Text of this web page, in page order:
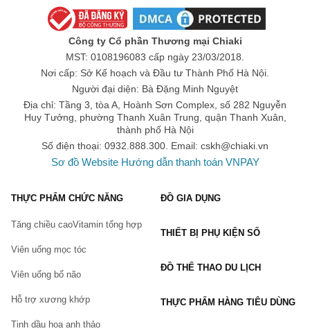
Công ty Cổ phần Thương mại Chiaki
MST: 0108196083 cấp ngày 23/03/2018.
Nơi cấp: Sở Kế hoạch và Đầu tư Thành Phố Hà Nội.
Người đại diện: Bà Đặng Minh Nguyệt
Địa chỉ: Tầng 3, tòa A, Hoành Sơn Complex, số 282 Nguyễn
Huy Tưởng, phường Thanh Xuân Trung, quận Thanh Xuân,
thành phố Hà Nội
Số điện thoại: 0932.888.300. Email: cskh@chiaki.vn
Sơ đồ Website Hướng dẫn thanh toán VNPAY
THỰC PHẨM CHỨC NĂNG
Tăng chiều caoVitamin tổng hợp
Viên uống mọc tóc
Viên uống bổ não
Hỗ trợ xương khớp
Tinh dầu hoa anh thảo
ĐỒ GIA DỤNG
THIẾT BỊ PHỤ KIỆN SỐ
ĐỒ THỂ THAO DU LỊCH
THỰC PHẨM HÀNG TIÊU DÙNG